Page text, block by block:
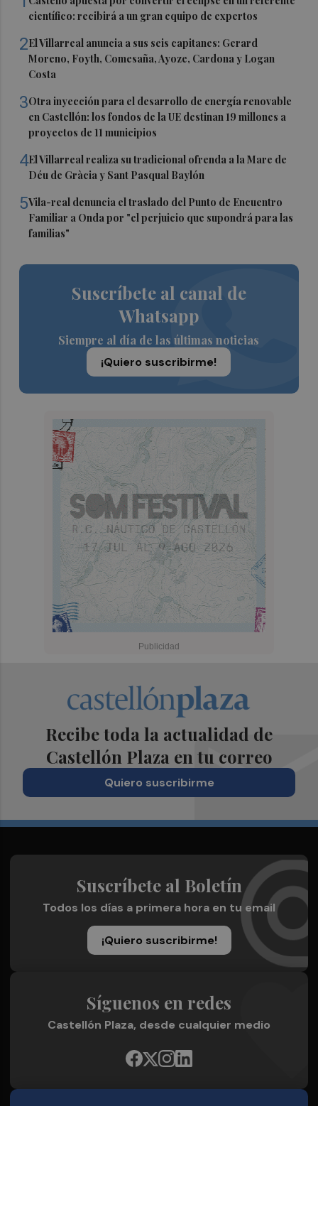
científico: recibirá a un gran equipo de expertos
2El Villarreal anuncia a sus seis capitanes: Gerard
Moreno, Foyth, Comesaña, Ayoze, Cardona y Logan
Costa
3Otra inyección para el desarrollo de energía renovable
en Castellón: los fondos de la UE destinan 19 millones a
proyectos de 11 municipios
4El Villarreal realiza su tradicional ofrenda a la Mare de
Déu de Gràcia y Sant Pasqual Baylón
5Vila-real denuncia el traslado del Punto de Encuentro
Familiar a Onda por "el perjuicio que supondrá para las
familias"
Suscríbete al canal de
Whatsapp
Siempre al día de las últimas noticias
¡Quiero suscribirme!
Recibe toda la actualidad de
Castellón Plaza en tu correo
Quiero suscribirme
Suscríbete al Boletín
Todos los días a primera hora en tu email
¡Quiero suscribirme!
Síguenos en redes
Castellón Plaza, desde cualquier medio